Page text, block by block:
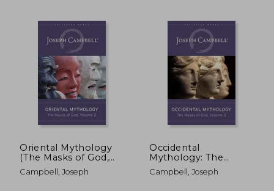
55%
dcto.
S/ 134,53
S/ 60,54
55%
dcto.
Oriental Mythology
(The Masks of God,
Volume 2) (The Masks
of God, 2) (en Inglés)
Campbell, Joseph
Occidental
Mythology: The
Masks of god Volume
3 (Masks of God, 3)
Campbell, Joseph